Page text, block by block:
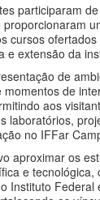
participaram
cursos
e extensão da
de
de
aos
laboratórios,
no IFFar
aproximar os
e tecnológica,
Instituto Federal